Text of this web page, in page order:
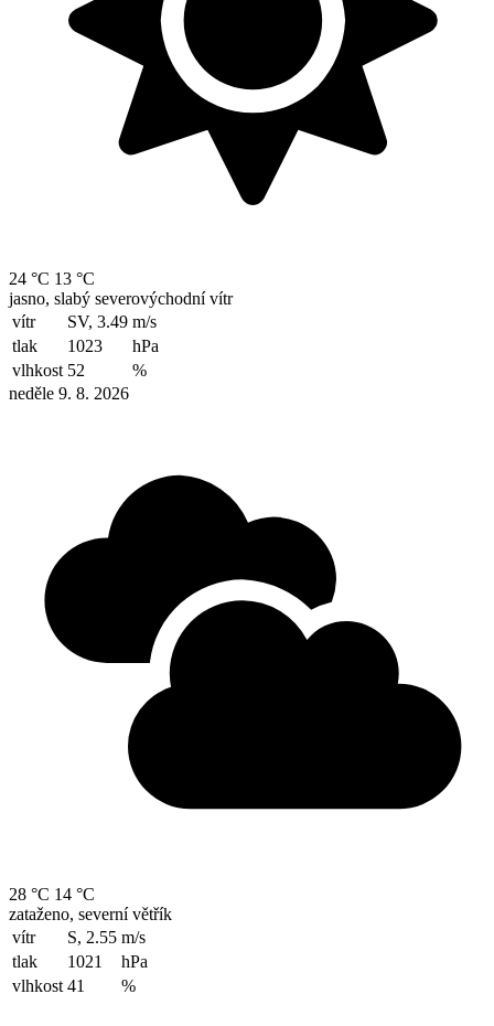
24 °C 13 °C
jasno, slabý severovýchodní vítr
vítr
SV, 3.49 m/s
tlak
1023
hPa
vlhkost 52
%
neděle 9. 8. 2026
28 °C 14 °C
zataženo, severní větřík
vítr
S, 2.55 m/s
tlak
1021
hPa
vlhkost 41 %